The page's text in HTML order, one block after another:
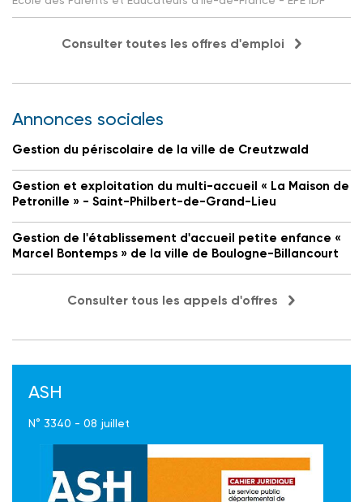
Consulter toutes les offres d'emploi
Annonces sociales
Gestion du périscolaire de la ville de Creutzwald
Gestion et exploitation du multi-accueil « La Maison de
Petronille » - Saint-Philbert-de-Grand-Lieu
Gestion de l'établissement d'accueil petite enfance «
Marcel Bontemps » de la ville de Boulogne-Billancourt
Consulter tous les appels d'offres
ASH
N° 3340 - 08 juillet